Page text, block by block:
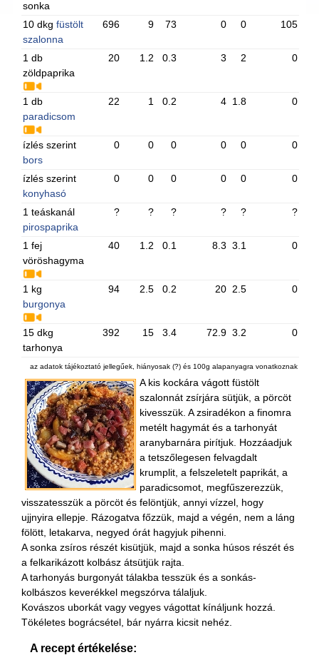
sonka
10 dkgfüstölt
szalonna
696 9 73 0 0 105
1 db
zöldpaprika
20 1.2 0.3 3 2 0
1 db
paradicsom
22 1 0.2 4 1.8 0
ízlés szerint
bors
0 0 0 0 0 0
ízlés szerint
konyhasó
0 0 0 0 0 0
1 teáskanál
pirospaprika
? ? ? ? ? ?
1 fej
vöröshagyma
40 1.2 0.1 8.3 3.1 0
1 kg
burgonya
94 2.5 0.2 20 2.5 0
15 dkg
tarhonya
392 15 3.4 72.9 3.2 0
az adatok tájékoztató jellegűek, hiányosak (?) és 100g alapanyagra vonatkoznak
A kis kockára vágott füstölt
szalonnát zsírjára sütjük, a pörcöt
kivesszük. A zsiradékon a finomra
metélt hagymát és a tarhonyát
aranybarnára pirítjuk. Hozzáadjuk
a tetszőlegesen felvagdalt
krumplit, a felszeletelt paprikát, a
paradicsomot, megfűszerezzük,
visszatesszük a pörcöt és felöntjük, annyi vízzel, hogy
ujjnyira ellepje. Rázogatva főzzük, majd a végén, nem a láng
fölött, letakarva, negyed órát hagyjuk pihenni.
A sonka zsíros részét kisütjük, majd a sonka húsos részét és
a felkarikázott kolbász átsütjük rajta.
A tarhonyás burgonyát tálakba tesszük és a sonkás-
kolbászos keverékkel megszórva tálaljuk.
Kovászos uborkát vagy vegyes vágottat kínáljunk hozzá.
Tökéletes bográcsétel, bár nyárra kicsit nehéz.
A recept értékelése: